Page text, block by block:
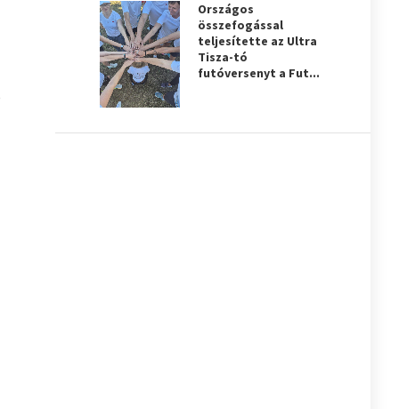
Országos
összefogással
teljesítette az Ultra
Tisza-tó
futóversenyt a Fut...